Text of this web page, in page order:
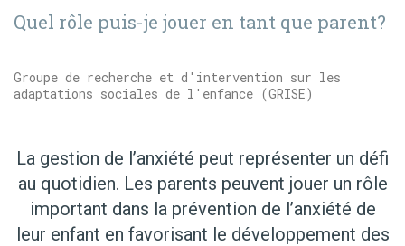
Quel rôle puis-je jouer en tant que parent?
Groupe de recherche et d'intervention sur les
adaptations sociales de l'enfance (GRISE)
La gestion de l’anxiété peut représenter un défi
au quotidien. Les parents peuvent jouer un rôle
important dans la prévention de l’anxiété de
leur enfant en favorisant le développement des